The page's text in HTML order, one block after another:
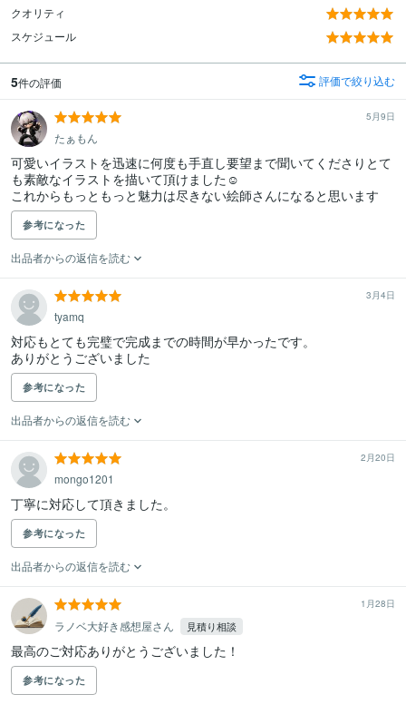
クオリティ
スケジュール
5件の評価 評価で絞り込む
5月9日
たぁもん
可愛いイラストを迅速に何度も手直し要望まで聞いてくださりとて
も素敵なイラストを描いて頂けました☺
これからもっともっと魅力は尽きない絵師さんになると思います
参考になった
出品者からの返信を読む
3月4日
tyamq
対応もとても完璧で完成までの時間が早かったです。
ありがとうございました
参考になった
出品者からの返信を読む
2月20日
mongo1201
丁寧に対応して頂きました。
参考になった
出品者からの返信を読む
1月28日
ラノベ大好き感想屋さん 見積り相談
最高のご対応ありがとうございました！
参考になった